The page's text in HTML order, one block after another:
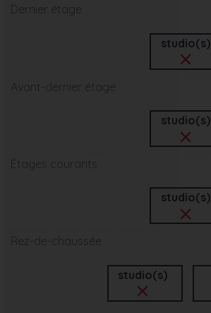
Dernier étage
studio(s)
Avant-dernier étage
studio(s)
Étages courants
studio(s)
Rez-de-chaussée
studio(s)